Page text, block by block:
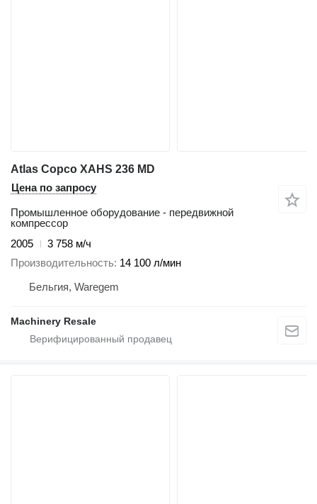
Atlas Copco XAHS 236 MD
Цена по запросу
Промышленное оборудование - передвижной
компрессор
2005
3 758 м/ч
Производительность 14 100 л/мин
Бельгия, Waregem
Machinery Resale